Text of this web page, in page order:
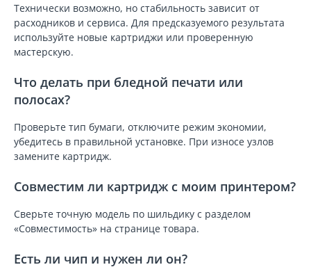
Технически возможно, но стабильность зависит от
расходников и сервиса. Для предсказуемого результата
используйте новые картриджи или проверенную
мастерскую.
Что делать при бледной печати или
полосах?
Проверьте тип бумаги, отключите режим экономии,
убедитесь в правильной установке. При износе узлов
замените картридж.
Совместим ли картридж с моим принтером?
Сверьте точную модель по шильдику с разделом
«Совместимость» на странице товара.
Есть ли чип и нужен ли он?